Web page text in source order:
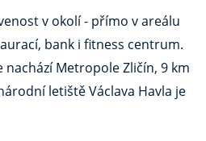
v okolí - přímo v areálu
bank i fitness centrum.
nachází Metropole Zličín, 9 km
letiště Václava Havla je